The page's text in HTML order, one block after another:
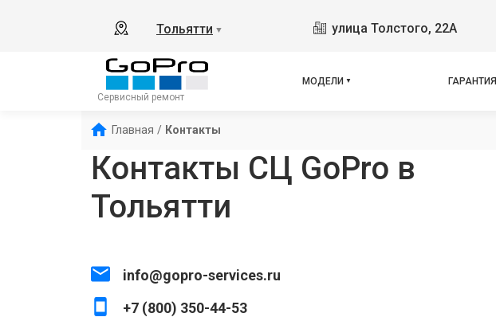
Тольятти ▼ улица Толстого, 22А
Сервисный ремонт
МОДЕЛИ ГАРАНТИЯ
Главная / Контакты
Контакты СЦ GoPro в
Тольятти
info@gopro-services.ru
+7 (800) 350-44-53